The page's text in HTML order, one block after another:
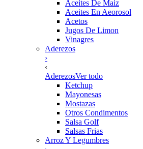
Aceites De Maiz
Aceites En Aeorosol
Acetos
Jugos De Limon
Vinagres
Aderezos
›
‹
AderezosVer todo
Ketchup
Mayonesas
Mostazas
Otros Condimentos
Salsa Golf
Salsas Frias
Arroz Y Legumbres